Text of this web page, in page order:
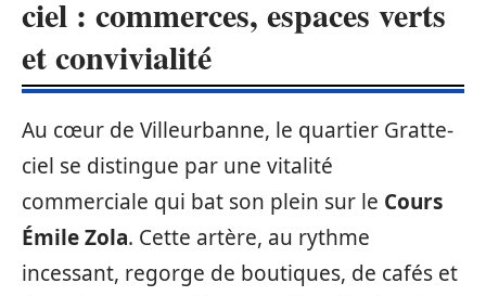
ciel : commerces, espaces verts
et convivialité
Au cœur de Villeurbanne, le quartier Gratte-
ciel se distingue par une vitalité
commerciale qui bat son plein sur le Cours
Émile Zola. Cette artère, au rythme
incessant, regorge de boutiques, de cafés et